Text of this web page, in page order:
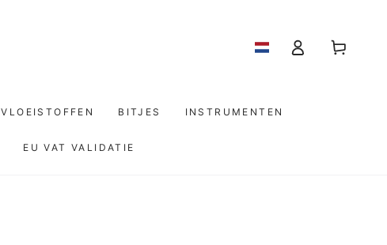
VLOEISTOFFEN BITJES INSTRUMENTEN
EU VAT VALIDATIE
Log
in
Winkelwagen